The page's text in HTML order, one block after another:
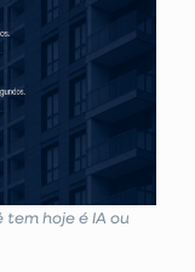
tem hoje é IA ou